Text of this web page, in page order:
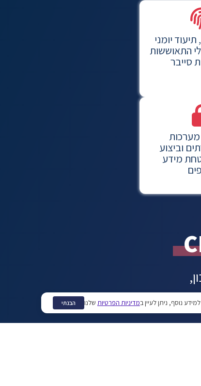
תיעוד יומני
התאוששות
סייבר
וביצוע
מידע
מדיניות הפרטיות שלנו הבנתי